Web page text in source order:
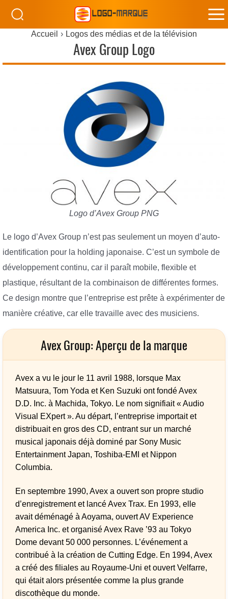
Accueil Logos des médias et de la télévision
Avex Group Logo
Logo d’Avex Group PNG
Le logo d’Avex Group n’est pas seulement un moyen d’auto-
identification pour la holding japonaise. C’est un symbole de
développement continu, car il paraît mobile, flexible et
plastique, résultant de la combinaison de différentes formes.
Ce design montre que l’entreprise est prête à expérimenter de
manière créative, car elle travaille avec des musiciens.
Avex Group: Aperçu de la marque
Avex a vu le jour le 11 avril 1988, lorsque Max
Matsuura, Tom Yoda et Ken Suzuki ont fondé Avex
D.D. Inc. à Machida, Tokyo. Le nom signifiait « Audio
Visual EXpert ». Au départ, l’entreprise importait et
distribuait en gros des CD, entrant sur un marché
musical japonais déjà dominé par Sony Music
Entertainment Japan, Toshiba-EMI et Nippon
Columbia.
En septembre 1990, Avex a ouvert son propre studio
d’enregistrement et lancé Avex Trax. En 1993, elle
avait déménagé à Aoyama, ouvert AV Experience
America Inc. et organisé Avex Rave ’93 au Tokyo
Dome devant 50 000 personnes. L’événement a
contribué à la création de Cutting Edge. En 1994, Avex
a créé des filiales au Royaume-Uni et ouvert Velfarre,
qui était alors présentée comme la plus grande
discothèque du monde.